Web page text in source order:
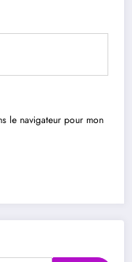
le navigateur pour mon